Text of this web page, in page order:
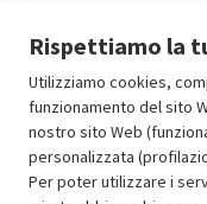
Risparmio garantito
Rispettiamo la
Utilizziamo cookies,
funzionamento del sito
nostro sito Web
personalizzata
Per poter utilizzare i